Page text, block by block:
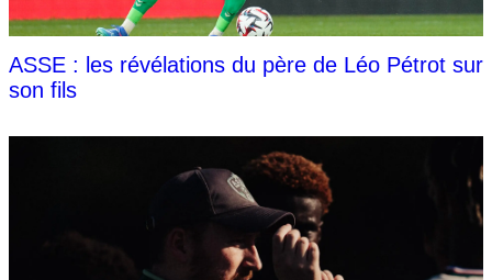
ASSE : les révélations du père de Léo Pétrot sur
son fils